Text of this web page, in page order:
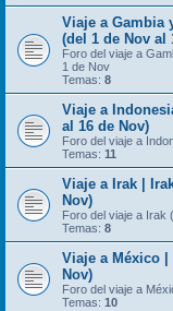
Viaje a Gambia
(del 1 de Nov al
Foro del viaje a
1 de Nov
Temas: 8
Viaje a
al 16 de Nov)
Foro del viaje a
Temas: 11
Viaje a Irak |
Nov)
Foro del viaje a Irak
Temas: 8
Viaje a México
Nov)
Foro del viaje a
Temas: 10